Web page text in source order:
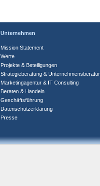
Unternehmen
Mission Statement
Werte
Projekte & Beteiligungen
Strategieberatung &
Marketingagentur & IT Consulting
Beraten & Handeln
Geschäftsführung
Datenschutzerklärung
Presse